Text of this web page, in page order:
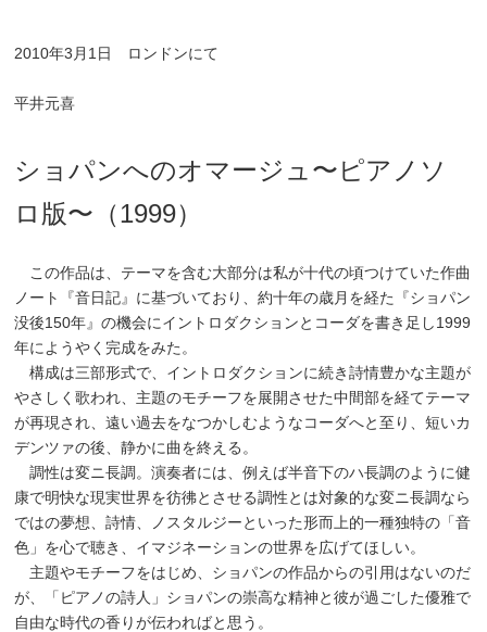
2010年3月1日 ロンドンにて
平井元喜
ショパンへのオマージュ〜ピアノソ
ロ版〜（1999）
この作品は、テーマを含む大部分は私が十代の頃つけていた作曲
ノート『音日記』に基づいており、約十年の歳月を経た『ショパン
没後150年』の機会にイントロダクションとコーダを書き足し1999
年にようやく完成をみた。
構成は三部形式で、イントロダクションに続き詩情豊かな主題が
やさしく歌われ、主題のモチーフを展開させた中間部を経てテーマ
が再現され、遠い過去をなつかしむようなコーダへと至り、短いカ
デンツァの後、静かに曲を終える。
調性は変ニ長調。演奏者には、例えば半音下のハ長調のように健
康で明快な現実世界を彷彿とさせる調性とは対象的な変ニ長調なら
ではの夢想、詩情、ノスタルジーといった形而上的一種独特の「音
色」を心で聴き、イマジネーションの世界を広げてほしい。
主題やモチーフをはじめ、ショパンの作品からの引用はないのだ
が、「ピアノの詩人」ショパンの崇高な精神と彼が過ごした優雅で
自由な時代の香りが伝わればと思う。